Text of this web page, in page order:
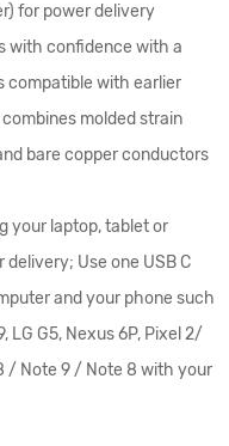
for power delivery
with confidence with a
compatible with earlier
molded strain
bare copper conductors
your laptop, tablet or
Use one USB C
and your phone such
LG G5, Nexus 6P, Pixel 2/
/ Note 9 / Note 8 with your